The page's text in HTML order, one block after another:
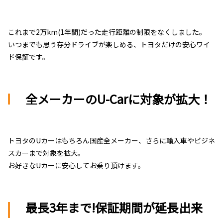
これまで2万km(1年間)だった走行距離の制限をなくしました。
いつまでも思う存分ドライブが楽しめる、トヨタだけの安心ワイ
ド保証です。
全メーカーのU-Carに対象が拡大！
トヨタのUカーはもちろん国産全メーカー、さらに輸入車やビジネ
スカーまで対象を拡大。
お好きなUカーに安心してお乗り頂けます。
最長3年まで!保証期間が延長出来